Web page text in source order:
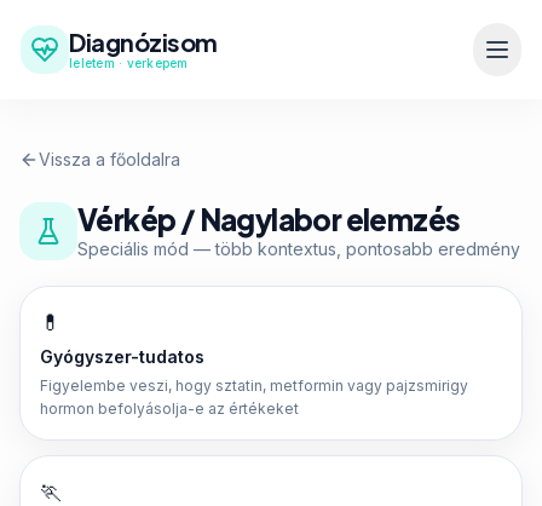
Diagnózisom
leletem · verkepem
Vissza a főoldalra
Vérkép / Nagylabor elemzés
Speciális mód — több kontextus, pontosabb eredmény
💊
Gyógyszer-tudatos
Figyelembe veszi, hogy sztatin, metformin vagy pajzsmirigy
hormon befolyásolja-e az értékeket
🏃